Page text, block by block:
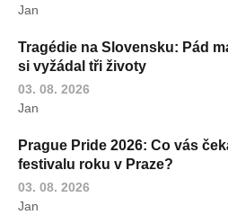
Jan
Tragédie na Slovensku: Pád
si vyžádal tři životy
03. 08. 2026
Jan
Prague Pride 2026: Co vás
festivalu roku v Praze?
03. 08. 2026
Jan